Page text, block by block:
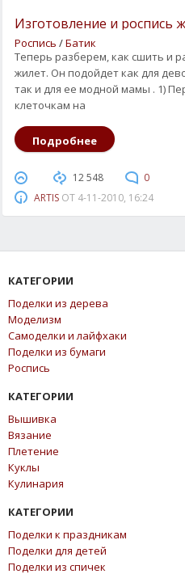
Изготовление и роспись
Роспись /Батик
Теперь разберем, как сшить и
жилет. Он подойдет как для
так и для ее модной мамы . 1)
клеточкам на
Подробнее
12 548
0
ARTISОТ 4-11-2010, 16:24
КАТЕГОРИИ
Поделки из дерева
Моделизм
Самоделки и лайфхаки
Поделки из бумаги
Роспись
КАТЕГОРИИ
Вышивка
Вязание
Плетение
Куклы
Кулинария
КАТЕГОРИИ
Поделки к праздникам
Поделки для детей
Поделки из спичек